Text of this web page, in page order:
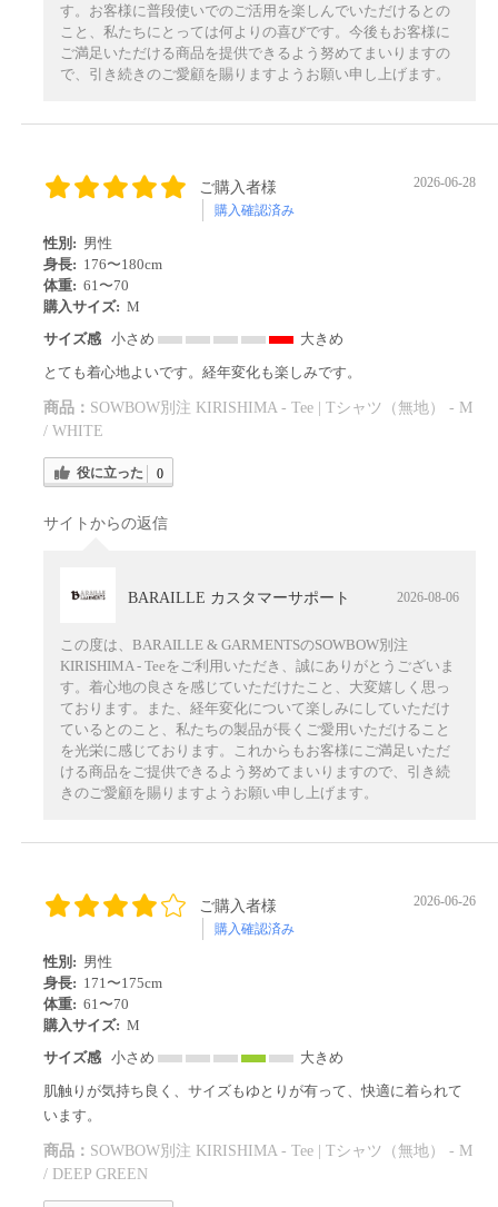
す。お客様に普段使いでのご活用を楽しんでいただけるとの
こと、私たちにとっては何よりの喜びです。今後もお客様に
ご満足いただける商品を提供できるよう努めてまいりますの
で、引き続きのご愛顧を賜りますようお願い申し上げます。
ご購入者様
購入確認済み
2026-06-28
性別: 男性
身長: 176〜180cm
体重: 61〜70
購入サイズ: M
サイズ感 小さめ
大きめ
とても着心地よいです。経年変化も楽しみです。
商品： SOWBOW別注 KIRISHIMA - Tee | Tシャツ（無地） - M
/ WHITE
役に立った 0
サイトからの返信
BARAILLE カスタマーサポート 2026-08-06
この度は、BARAILLE & GARMENTSのSOWBOW別注
KIRISHIMA - Teeをご利用いただき、誠にありがとうございま
す。着心地の良さを感じていただけたこと、大変嬉しく思っ
ております。また、経年変化について楽しみにしていただけ
ているとのこと、私たちの製品が長くご愛用いただけること
を光栄に感じております。これからもお客様にご満足いただ
ける商品をご提供できるよう努めてまいりますので、引き続
きのご愛顧を賜りますようお願い申し上げます。
ご購入者様
購入確認済み
2026-06-26
性別: 男性
身長: 171〜175cm
体重: 61〜70
購入サイズ: M
サイズ感 小さめ
大きめ
肌触りが気持ち良く、サイズもゆとりが有って、快適に着られて
います。
商品： SOWBOW別注 KIRISHIMA - Tee | Tシャツ（無地） - M
/ DEEP GREEN